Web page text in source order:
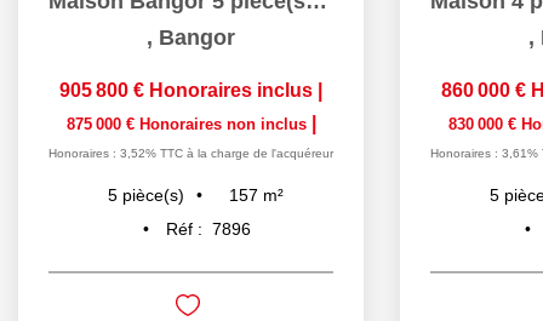
, Bangor
905 800 € Honoraires inclus
875 000 € Honoraires non inclus
Honoraires : 3,52% TTC à la charge de l'acquéreur
5 pièce(s) 157 m²
Réf : 7896
,
860 000 €
830 000 €
Honoraires : 3,61%
5